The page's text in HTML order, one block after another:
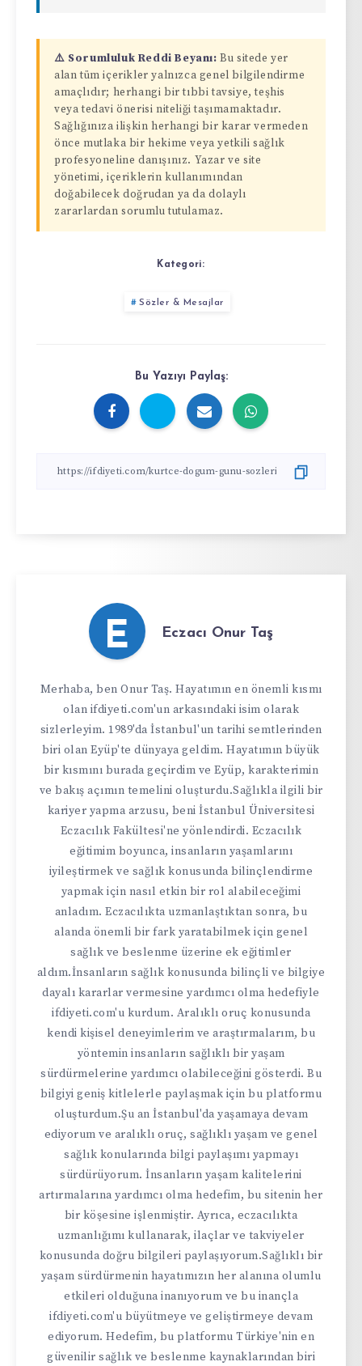
⚠️ Sorumluluk Reddi Beyanı: Bu sitede yer
alan tüm içerikler yalnızca genel bilgilendirme
amaçlıdır; herhangi bir tıbbi tavsiye, teşhis
veya tedavi önerisi niteliği taşımamaktadır.
Sağlığınıza ilişkin herhangi bir karar vermeden
önce mutlaka bir hekime veya yetkili sağlık
profesyoneline danışınız. Yazar ve site
yönetimi, içeriklerin kullanımından
doğabilecek doğrudan ya da dolaylı
zararlardan sorumlu tutulamaz.
Kategori:
Sözler & Mesajlar
Bu Yazıyı Paylaş:
E Eczacı Onur Taş
Merhaba, ben Onur Taş. Hayatımın en önemli kısmı
olan ifdiyeti.com'un arkasındaki isim olarak
sizlerleyim. 1989'da İstanbul'un tarihi semtlerinden
biri olan Eyüp'te dünyaya geldim. Hayatımın büyük
bir kısmını burada geçirdim ve Eyüp, karakterimin
ve bakış açımın temelini oluşturdu.Sağlıkla ilgili bir
kariyer yapma arzusu, beni İstanbul Üniversitesi
Eczacılık Fakültesi'ne yönlendirdi. Eczacılık
eğitimim boyunca, insanların yaşamlarını
iyileştirmek ve sağlık konusunda bilinçlendirme
yapmak için nasıl etkin bir rol alabileceğimi
anladım. Eczacılıkta uzmanlaştıktan sonra, bu
alanda önemli bir fark yaratabilmek için genel
sağlık ve beslenme üzerine ek eğitimler
aldım.İnsanların sağlık konusunda bilinçli ve bilgiye
dayalı kararlar vermesine yardımcı olma hedefiyle
ifdiyeti.com'u kurdum. Aralıklı oruç konusunda
kendi kişisel deneyimlerim ve araştırmalarım, bu
yöntemin insanların sağlıklı bir yaşam
sürdürmelerine yardımcı olabileceğini gösterdi. Bu
bilgiyi geniş kitlelerle paylaşmak için bu platformu
oluşturdum.Şu an İstanbul'da yaşamaya devam
ediyorum ve aralıklı oruç, sağlıklı yaşam ve genel
sağlık konularında bilgi paylaşımı yapmayı
sürdürüyorum. İnsanların yaşam kalitelerini
artırmalarına yardımcı olma hedefim, bu sitenin her
bir köşesine işlenmiştir. Ayrıca, eczacılıkta
uzmanlığımı kullanarak, ilaçlar ve takviyeler
konusunda doğru bilgileri paylaşıyorum.Sağlıklı bir
yaşam sürdürmenin hayatımızın her alanına olumlu
etkileri olduğuna inanıyorum ve bu inançla
ifdiyeti.com'u büyütmeye ve geliştirmeye devam
ediyorum. Hedefim, bu platformu Türkiye'nin en
güvenilir sağlık ve beslenme kaynaklarından biri